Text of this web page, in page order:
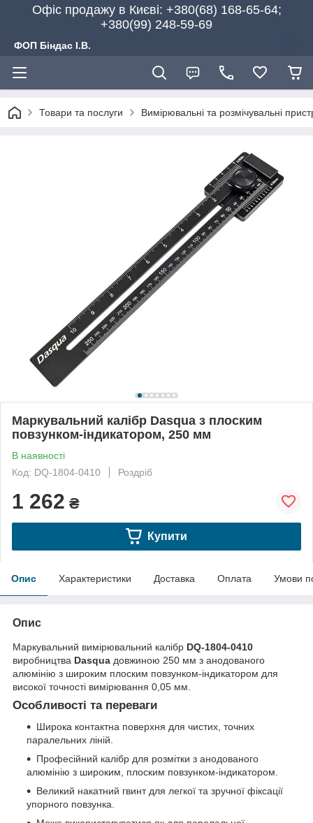
Офіс продажу в Києві: +380(68) 168-65-64;
+380(99) 248-59-69
ФОП Біндас І.В.
Товари та послуги Вимірювальні та розмічувальні
Маркувальний калібр Dasqua з плоским
повзунком-індикатором, 250 мм
В наявності
Код: DQ-1804-0410
Роздріб
1 262 ₴
Купити
Опис Характеристики Доставка Оплата Умови
Опис
Маркувальний вимірювальний калібр DQ-1804-0410
виробництва Dasqua довжиною 250 мм з анодованого
алюмінію з широким плоским повзунком-індикатором для
високої точності вимірювання 0,05 мм.
Особливості та переваги
Широка контактна поверхня для чистих, точних
паралельних ліній.
Професійний калібр для розмітки з анодованого
алюмінію з широким, плоским повзунком-індикатором.
Великий накатний гвинт для легкої та зручної фіксації
упорного повзунка.